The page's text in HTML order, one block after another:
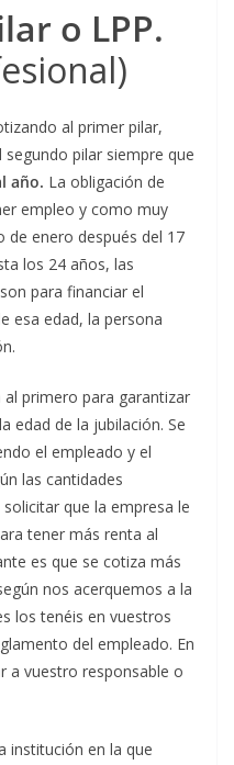
o LPP.
al primer pilar,
pilar siempre que
año. La obligación de
empleo y como muy
de enero después del 17
los 24 años, las
para financiar el
esa edad, la persona
al primero para garantizar
edad de la jubilación. Se
el empleado y el
las cantidades
que la empresa le
tener más renta al
es que se cotiza más
nos acerquemos a la
los tenéis en vuestros
del empleado. En
a vuestro responsable o
institución en la que